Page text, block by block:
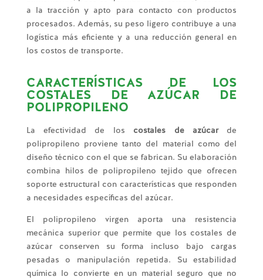
a la tracción y apto para contacto con productos
procesados. Además, su peso ligero contribuye a una
logística más eficiente y a una reducción general en
los costos de transporte.
CARACTERÍSTICAS DE LOS
COSTALES DE AZÚCAR DE
POLIPROPILENO
La efectividad de los costales de azúcarde
polipropileno proviene tanto del material como del
diseño técnico con el que se fabrican. Su elaboración
combina hilos de polipropileno tejido que ofrecen
soporte estructural con características que responden
a necesidades específicas del azúcar.
El polipropileno virgen aporta una resistencia
mecánica superior que permite que los costales de
azúcar conserven su forma incluso bajo cargas
pesadas o manipulación repetida. Su estabilidad
química lo convierte en un material seguro que no